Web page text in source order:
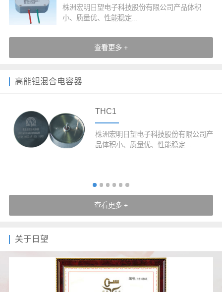
株洲宏明日望电子科技股份有限公司产品体积
小、质量优、性能稳定...
查看更多 +
高能钽混合电容器
THC1
株洲宏明日望电子科技股份有限公司产
品体积小、质量优、性能稳定...
查看更多 +
关于日望